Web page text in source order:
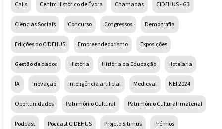
Calls Centro Histórico de Évora Chamadas CIDEHUS - G3
Ciências Sociais Concurso Congressos Demografia
Edições do CIDEHUS Empreendedorismo Exposições
Gestão de dados História História da Educação Hotelaria
IA Inovação Inteligência artificial Medieval NEI 2024
Oportunidades Património Cultural Património Cultural Imaterial
Podcast Podcast CIDEHUS Projeto Sitimus Prémios